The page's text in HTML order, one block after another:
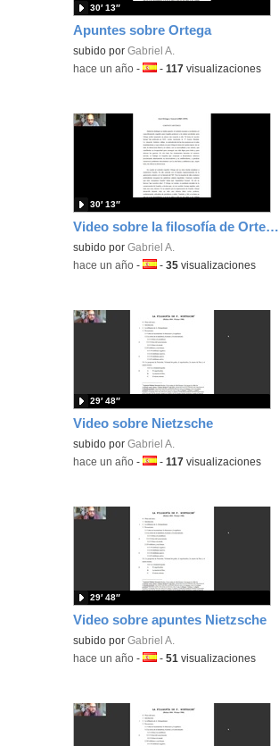
Apuntes sobre Ortega
Contenido educativo.
subido porGabriel A.
30′ 13″
-hace un año -Idioma:
-117 visualizaciones
Video sobre la filosofía de Ortega y Gasset
Contenido educativo.
subido porGabriel A.
30′ 13″
-hace un año -Idioma:
-35 visualizaciones
Video sobre Nietzsche
Contenido educativo.
subido porGabriel A.
29′ 48″
-hace un año -Idioma:
-117 visualizaciones
Video sobre apuntes Nietzsche
Contenido educativo.
subido porGabriel A.
29′ 48″
-hace un año -Idioma:
-51 visualizaciones